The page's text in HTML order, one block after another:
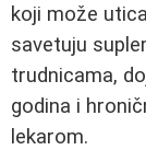
koji može
savetuju
trudnicama,
godina i
lekarom.